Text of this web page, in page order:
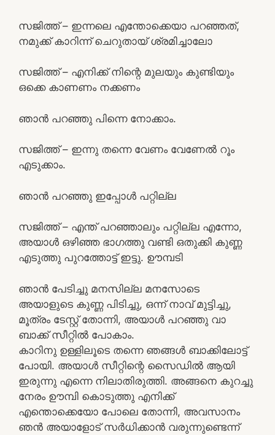
സജിത്ത് – ഇന്നലെ എന്തോക്കെയാ പറഞ്ഞത്,
നമുക്ക് കാറിന്ന് ചെറുതായ് ശ്രമിച്ചാലോ
സജിത്ത് – എനിക്ക് നിന്റെ മുലയും കുണ്ടിയും
ഒക്കെ കാണണം നക്കണം
ഞാൻ പറഞ്ഞു പിന്നെ നോക്കാം.
സജിത്ത് – ഇന്നു തന്നെ വേണം വേണേൽ റൂം
എടുക്കാം.
ഞാൻ പറഞ്ഞു ഇപ്പോൾ പറ്റില്ല
സജിത്ത് – എന്ത് പറഞ്ഞാലും പറ്റില്ല എന്നോ,
അയാൾ ഒഴിഞ്ഞ ഭാഗത്തു വണ്ടി ഒതുക്കി കുണ്ണ
എടുത്തു പുറത്തോട്ട് ഇട്ടു. ഊമ്പടി
ഞാൻ പേടിച്ചു മനസില്ല മനസോടെ
അയാളുടെ കുണ്ണ പിടിച്ചു, ഒന്ന് നാവ് മുട്ടിച്ചു,
മൂത്രം ടേസ്റ്റ് തോന്നി, അയാൾ പറഞ്ഞു വാ
ബാക്ക് സീറ്റിൽ പോകാം.
കാറിനു ഉള്ളിലൂടെ തന്നെ ഞങ്ങൾ ബാക്കിലോട്ട്
പോയി. അയാൾ സീറ്റിന്റെ സൈഡിൽ ആയി
ഇരുന്നു എന്നെ നിലാതിരുത്തി. അങ്ങനെ കുറച്ചു
നേരം ഊമ്പി കൊടുത്തു എനിക്ക്
എന്തൊക്കെയോ പോലെ തോന്നി, അവസാനം
ഞൻ അയാളോട് സർധിക്കാൻ വരുന്നുണ്ടെന്ന്